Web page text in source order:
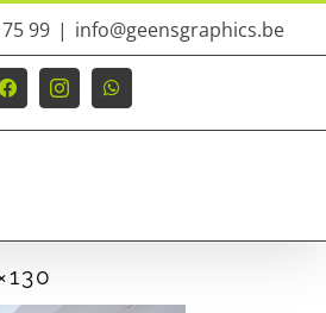
99 | info@geensgraphics.be
FacebookInstagramWhatsApp